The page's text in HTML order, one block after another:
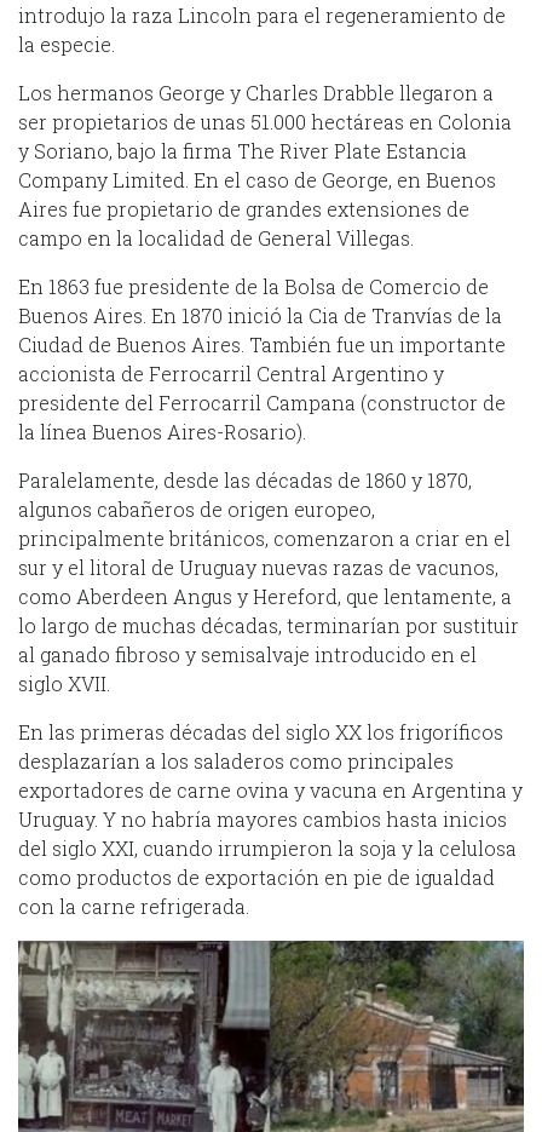
introdujo la raza Lincoln para el regeneramiento de
la especie.
Los hermanos George y Charles Drabble llegaron a
ser propietarios de unas 51.000 hectáreas en Colonia
y Soriano, bajo la firma The River Plate Estancia
Company Limited. En el caso de George, en Buenos
Aires fue propietario de grandes extensiones de
campo en la localidad de General Villegas.
En 1863 fue presidente de la Bolsa de Comercio de
Buenos Aires. En 1870 inició la Cia de Tranvías de la
Ciudad de Buenos Aires. También fue un importante
accionista de Ferrocarril Central Argentino y
presidente del Ferrocarril Campana (constructor de
la línea Buenos Aires-Rosario).
Paralelamente, desde las décadas de 1860 y 1870,
algunos cabañeros de origen europeo,
principalmente británicos, comenzaron a criar en el
sur y el litoral de Uruguay nuevas razas de vacunos,
como Aberdeen Angus y Hereford, que lentamente, a
lo largo de muchas décadas, terminarían por sustituir
al ganado fibroso y semisalvaje introducido en el
siglo XVII.
En las primeras décadas del siglo XX los frigoríficos
desplazarían a los saladeros como principales
exportadores de carne ovina y vacuna en Argentina y
Uruguay. Y no habría mayores cambios hasta inicios
del siglo XXI, cuando irrumpieron la soja y la celulosa
como productos de exportación en pie de igualdad
con la carne refrigerada.